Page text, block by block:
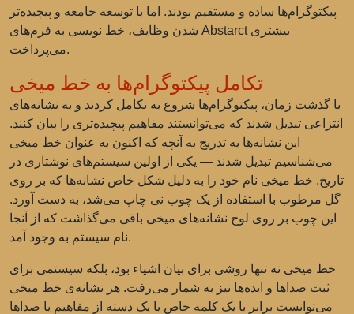
پیکتوگرام‌ها ساده و مستقیم بودند. اما با توسعه جامعه و پیچیده‌تر
شدن وظایف، خط نویسی به فرم‌های Abstarct بیشتری
می‌پرداخت.
تکامل پیکتوگرام‌ها به خط میخی
با گذشت زمان، پیکتوگرام‌ها شروع به تکامل کردند و به نشانه‌های
انتزاعی تبدیل شدند که می‌توانستند مفاهیم پیچیده‌تری را بیان کنند.
این نشانه‌ها به تدریج به آنچه که اکنون به عنوان خط میخی
می‌شناسیم تبدیل شدند — یکی از اولین سیستم‌های نوشتاری در
تاریخ. خط میخی نام خود را به دلیل شکل خاص نشانه‌ها که بر روی
گل مرطوب با استفاده از یک چوب نی چاپ می‌شد، به دست آورد.
این چوب بر روی لوح نشانه‌های میخی باقی می‌گذاشت که از آنجا
نام سیستم به وجود آمد.
خط میخی نه تنها روشی برای بیان اشیاء بود، بلکه سیستمی برای
ثبت صداها و ایده‌ها نیز به شمار می‌رفت. هر نشانه‌ی خط میخی
می‌توانست برابر با یک کلمه خاص یا یک دسته از مفاهیم یا صداها